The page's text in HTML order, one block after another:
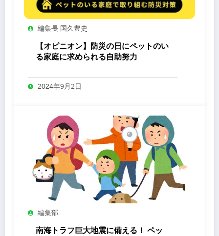
編集長 国久豊史
【オピニオン】防災の日にペットのい
る家庭に求められる自助努力
2024年9月2日
編集部
南海トラフ巨大地震に備える！ ペッ